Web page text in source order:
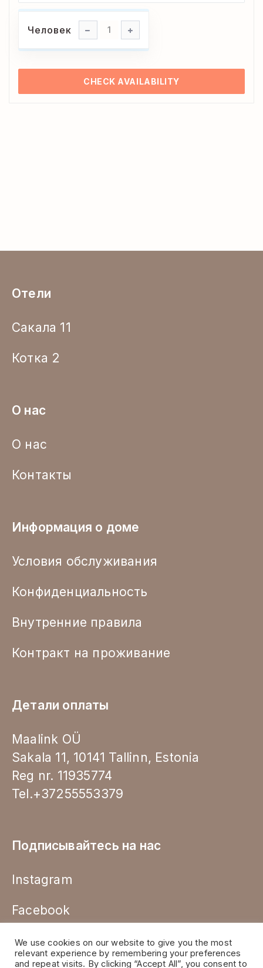
Человек
Человек
CHECK AVAILABILITY
Отели
Сакала 11
Котка 2
О нас
О нас
Контакты
Информация о доме
Условия обслуживания
Конфиденциальность
Внутренние правила
Контракт на проживание
Детали оплаты
Maalink OÜ
Sakala 11, 10141 Tallinn, Estonia
Reg nr. 11935774
Tel.+37255553379
Подписывайтесь на нас
Instagram
Facebook
We use cookies on our website to give you the most
relevant experience by remembering your preferences
and repeat visits. By clicking “Accept All”, you consent to